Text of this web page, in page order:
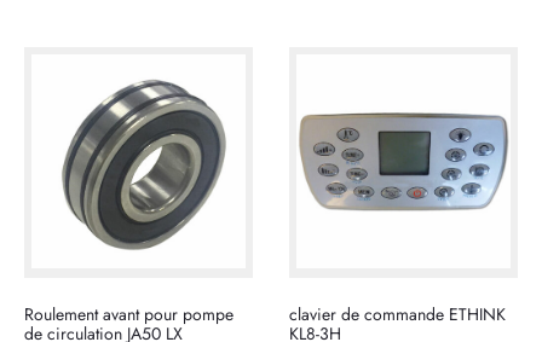
Roulement avant pour pompe
de circulation JA50 LX
clavier de commande ETHINK
KL8-3H